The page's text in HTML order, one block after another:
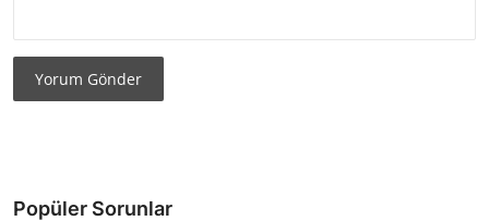
Yorum Gönder
Popüler Sorunlar